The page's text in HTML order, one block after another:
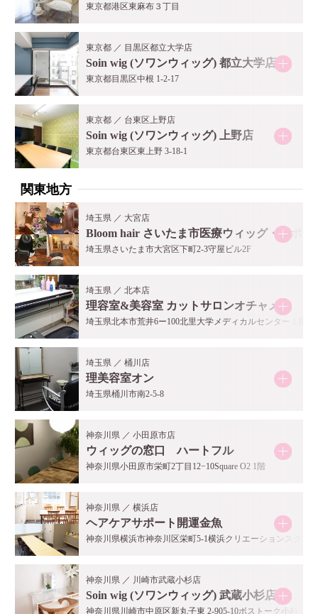
東京都港区東麻布３丁目
東京都 ／ 目黒区都立大学店
Soin wig (ソワンウィッグ) 都立大学店
東京都目黒区中根 1-2-17
東京都 ／ 台東区上野店
Soin wig (ソワンウィッグ) 上野店
東京都台東区東上野 3-18-1
関東地方
埼玉県 ／ 大宮店
Bloom hair さいたま市医療ウィッグ・サポー
埼玉県さいたま市大宮区下町2-3守屋ビル2F
埼玉県 ／ 北本店
理容室&美容室 カットサロンオチャメ
埼玉県北本市荒井6ー100北里大学メディカルセンター１階
埼玉県 ／ 桶川店
理美容室オン
埼玉県桶川市南2-5-8
神奈川県 ／ 小田原市店
ウィッグの窓口 ハートフル
神奈川県小田原市栄町2丁目12−10Square O2 1階
神奈川県 ／ 横浜店
ヘアケアサポート開運金魚
神奈川県横浜市神奈川区栄町5-1横浜クリエーションスクエ
神奈川県 ／ 川崎市武蔵小杉店
Soin wig (ソワンウィッグ) 武蔵小杉店
神奈川県川崎市中原区新丸子東 2-905-10ボストーク小杉